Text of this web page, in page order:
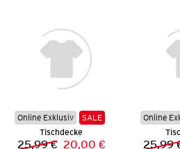
Online Exklusiv
SALE
Tischdecke
25,99 € 20,00 €
Online
25,99